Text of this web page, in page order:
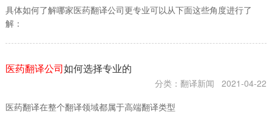
具体如何了解哪家医药翻译公司更专业可以从下面这些角度进行了
解：
医药翻译公司如何选择专业的
分类：翻译新闻
2021-04-22
医药翻译在整个翻译领域都属于高端翻译类型